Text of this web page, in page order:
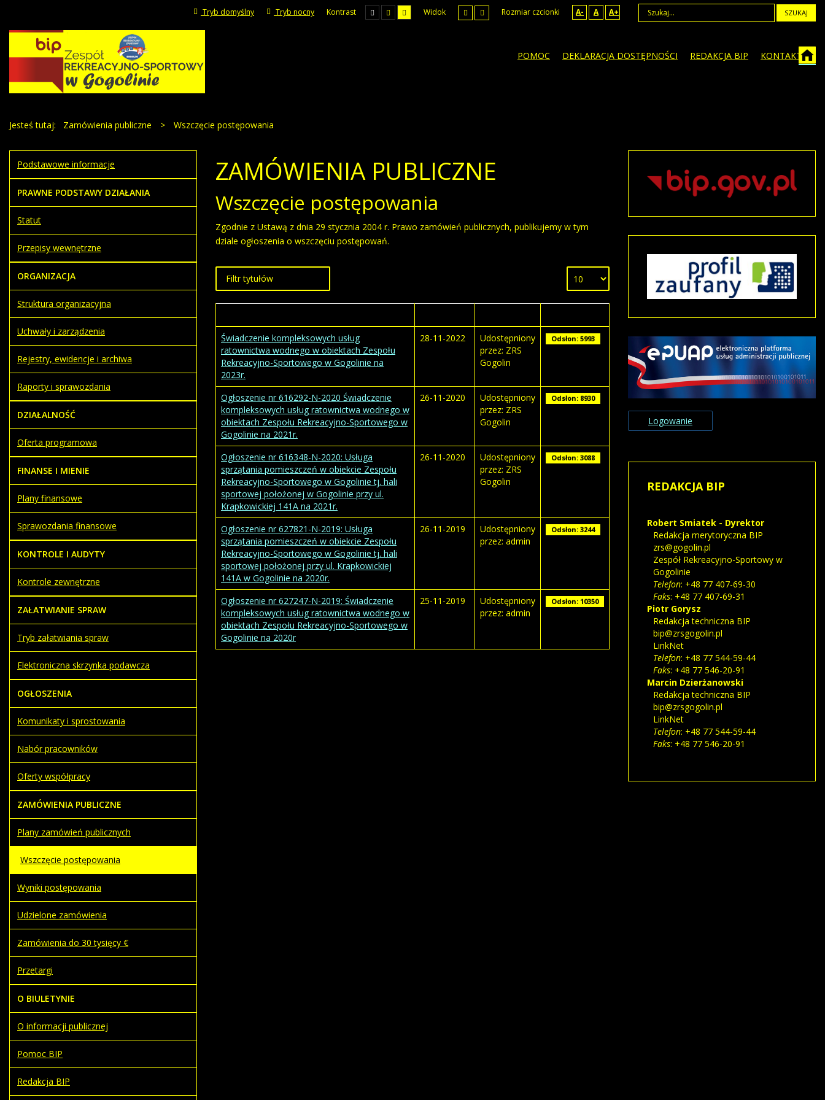
Tryb domyślny Tryb nocny Kontrast Widok Rozmiar czcionki A- A A+ SZUKAJ
POMOC DEKLARACJA DOSTĘPNOŚCI REDAKCJA BIP KONTAKT
Jesteś tutaj: Zamówienia publiczne > Wszczęcie postępowania
ZAMÓWIENIA PUBLICZNE
Wszczęcie postępowania
Zgodnie z Ustawą z dnia 29 stycznia 2004 r. Prawo zamówień publicznych, publikujemy w tym
dziale ogłoszenia o wszczęciu postępowań.
Świadczenie kompleksowych usług
ratownictwa wodnego w obiektach Zespołu
Rekreacyjno-Sportowego w Gogolinie na
2023r.
28-11-2022
Udostępniony
przez: ZRS
Gogolin
Odsłon: 5993
Ogłoszenie nr 616292-N-2020 Świadczenie
kompleksowych usług ratownictwa wodnego w
obiektach Zespołu Rekreacyjno-Sportowego w
Gogolinie na 2021r.
26-11-2020
Udostępniony
przez: ZRS
Gogolin
Odsłon: 8930
Ogłoszenie nr 616348-N-2020: Usługa
sprzątania pomieszczeń w obiekcie Zespołu
Rekreacyjno-Sportowego w Gogolinie tj. hali
sportowej położonej w Gogolinie przy ul.
Krapkowickiej 141A na 2021r.
26-11-2020
Udostępniony
przez: ZRS
Gogolin
Odsłon: 3088
Ogłoszenie nr 627821-N-2019: Usługa
sprzątania pomieszczeń w obiekcie Zespołu
Rekreacyjno-Sportowego w Gogolinie tj. hali
sportowej położonej przy ul. Krapkowickiej
141A w Gogolinie na 2020r.
26-11-2019
Udostępniony
przez: admin
Odsłon: 3244
Ogłoszenie nr 627247-N-2019: Świadczenie
kompleksowych usług ratownictwa wodnego w
obiektach Zespołu Rekreacyjno-Sportowego w
Gogolinie na 2020r
25-11-2019
Udostępniony
przez: admin
Odsłon: 10350
Podstawowe informacje
PRAWNE PODSTAWY DZIAŁANIA
Statut
Przepisy wewnętrzne
ORGANIZACJA
Struktura organizacyjna
Uchwały i zarządzenia
Rejestry, ewidencje i archiwa
Raporty i sprawozdania
DZIAŁALNOŚĆ
Oferta programowa
FINANSE I MIENIE
Plany finansowe
Sprawozdania finansowe
KONTROLE I AUDYTY
Kontrole zewnętrzne
ZAŁATWIANIE SPRAW
Tryb załatwiania spraw
Elektroniczna skrzynka podawcza
OGŁOSZENIA
Komunikaty i sprostowania
Nabór pracowników
Oferty współpracy
ZAMÓWIENIA PUBLICZNE
Plany zamówień publicznych
Wszczęcie postępowania
Wyniki postępowania
Udzielone zamówienia
Zamówienia do 30 tysięcy €
Przetargi
O BIULETYNIE
O informacji publicznej
Pomoc BIP
Redakcja BIP
Logowanie
REDAKCJABIP
Robert Smiatek - Dyrektor
Redakcja merytoryczna BIP
zrs@gogolin.pl
Zespół Rekreacyjno-Sportowy w
Gogolinie
Telefon: +48 77 407-69-30
Faks: +48 77 407-69-31
Piotr Gorysz
Redakcja techniczna BIP
bip@zrsgogolin.pl
LinkNet
Telefon: +48 77 544-59-44
Faks: +48 77 546-20-91
Marcin Dzierżanowski
Redakcja techniczna BIP
bip@zrsgogolin.pl
LinkNet
Telefon: +48 77 544-59-44
Faks: +48 77 546-20-91